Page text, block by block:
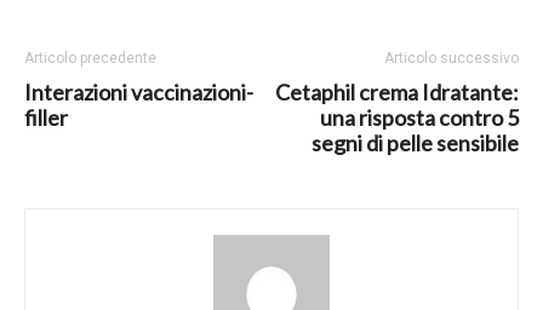
Articolo precedente
Interazioni vaccinazioni-
filler
Articolo successivo
Cetaphil crema Idratante:
una risposta contro 5
segni di pelle sensibile